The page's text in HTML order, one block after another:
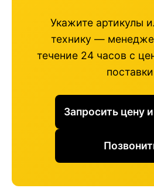
Укажите артикулы
технику —
течение 24 часов с
Запросить цену